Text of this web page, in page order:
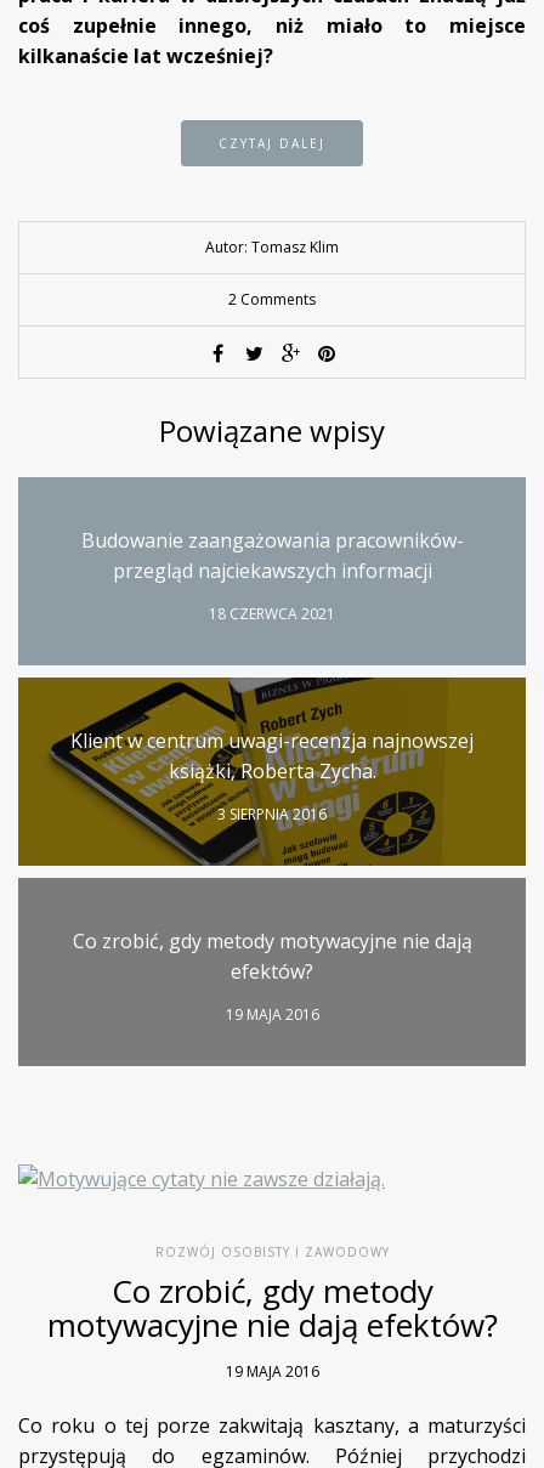
coś zupełnie innego, niż miało to miejsce
kilkanaście lat wcześniej?
CZYTAJ DALEJ
Autor: Tomasz Klim
2 Comments
Powiązane wpisy
Budowanie zaangażowania pracowników-
przegląd najciekawszych informacji
18 CZERWCA 2021
Klient w centrum uwagi-recenzja najnowszej
książki, Roberta Zycha.
3 SIERPNIA 2016
Co zrobić, gdy metody motywacyjne nie dają
efektów?
19 MAJA 2016
ROZWÓJ OSOBISTY I ZAWODOWY
Co zrobić, gdy metody
motywacyjne nie dają efektów?
19 MAJA 2016
Co roku o tej porze zakwitają kasztany, a maturzyści
przystępują do egzaminów. Później przychodzi